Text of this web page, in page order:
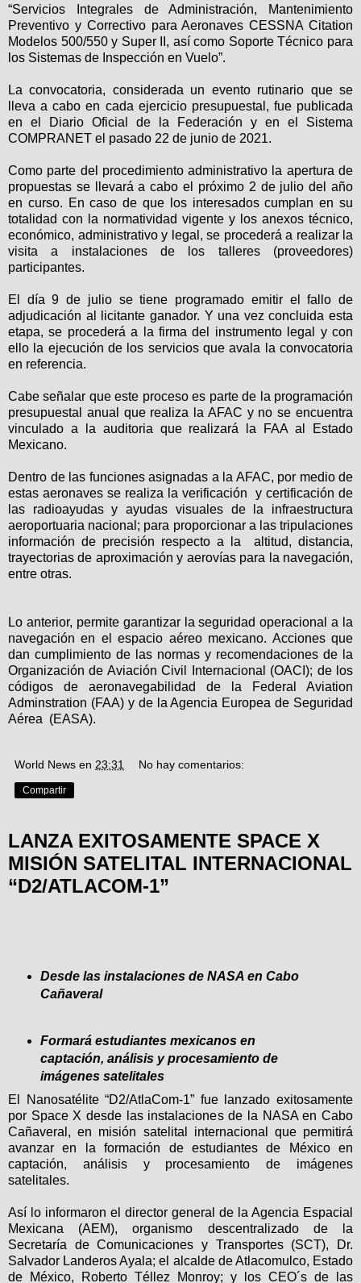
“Servicios Integrales de Administración, Mantenimiento
Preventivo y Correctivo para Aeronaves CESSNA Citation
Modelos 500/550 y Super II, así como Soporte Técnico para
los Sistemas de Inspección en Vuelo”.
La convocatoria, considerada un evento rutinario que se
lleva a cabo en cada ejercicio presupuestal, fue publicada
en el Diario Oficial de la Federación y en el Sistema
COMPRANET el pasado 22 de junio de 2021.
Como parte del procedimiento administrativo la apertura de
propuestas se llevará a cabo el próximo 2 de julio del año
en curso. En caso de que los interesados cumplan en su
totalidad con la normatividad vigente y los anexos técnico,
económico, administrativo y legal, se procederá a realizar la
visita a instalaciones de los talleres (proveedores)
participantes.
El día 9 de julio se tiene programado emitir el fallo de
adjudicación al licitante ganador. Y una vez concluida esta
etapa, se procederá a la firma del instrumento legal y con
ello la ejecución de los servicios que avala la convocatoria
en referencia.
Cabe señalar que este proceso es parte de la programación
presupuestal anual que realiza la AFAC y no se encuentra
vinculado a la auditoria que realizará la FAA al Estado
Mexicano.
Dentro de las funciones asignadas a la AFAC, por medio de
estas aeronaves se realiza la verificación y certificación de
las radioayudas y ayudas visuales de la infraestructura
aeroportuaria nacional; para proporcionar a las tripulaciones
información de precisión respecto a la altitud, distancia,
trayectorias de aproximación y aerovías para la navegación,
entre otras.
Lo anterior, permite garantizar la seguridad operacional a la
navegación en el espacio aéreo mexicano. Acciones que
dan cumplimiento de las normas y recomendaciones de la
Organización de Aviación Civil Internacional (OACI); de los
códigos de aeronavegabilidad de la Federal Aviation
Adminstration (FAA) y de la Agencia Europea de Seguridad
Aérea (EASA).
World News en 23:31 No hay comentarios:
Compartir
LANZA EXITOSAMENTE SPACE X
MISIÓN SATELITAL INTERNACIONAL
“D2/ATLACOM-1”
Desde las instalaciones de NASA en Cabo
Cañaveral
Formará estudiantes mexicanos en
captación, análisis y procesamiento de
imágenes satelitales
El Nanosatélite “D2/AtlaCom-1” fue lanzado exitosamente
por Space X desde las instalaciones de la NASA en Cabo
Cañaveral, en misión satelital internacional que permitirá
avanzar en la formación de estudiantes de México en
captación, análisis y procesamiento de imágenes
satelitales.
Así lo informaron el director general de la Agencia Espacial
Mexicana (AEM), organismo descentralizado de la
Secretaría de Comunicaciones y Transportes (SCT), Dr.
Salvador Landeros Ayala; el alcalde de Atlacomulco, Estado
de México, Roberto Téllez Monroy; y los CEO´s de las